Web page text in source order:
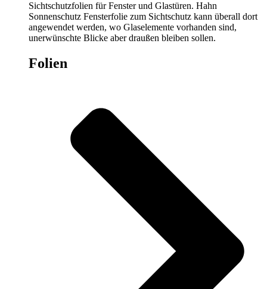
Sichtschutzfolien für Fenster und Glastüren. Hahn
Sonnenschutz Fensterfolie zum Sichtschutz kann überall dort
angewendet werden, wo Glaselemente vorhanden sind,
unerwünschte Blicke aber draußen bleiben sollen.
Folien